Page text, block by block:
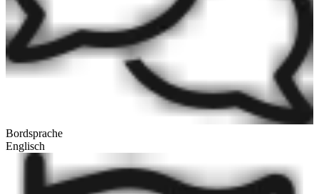
Bordsprache
Englisch